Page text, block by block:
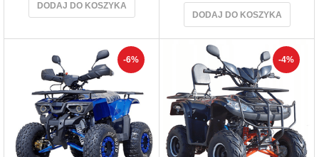
DODAJ DO KOSZYKA
DODAJ DO KOSZYKA
-6% -4%